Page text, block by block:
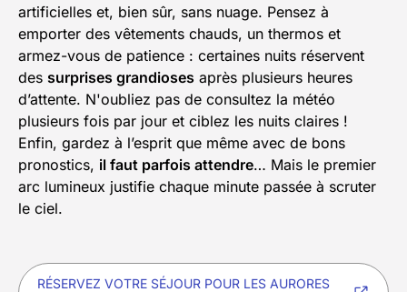
artificielles et, bien sûr, sans nuage. Pensez à
emporter des vêtements chauds, un thermos et
armez-vous de patience : certaines nuits réservent
des surprises grandioses après plusieurs heures
d’attente. N'oubliez pas de consultez la météo
plusieurs fois par jour et ciblez les nuits claires !
Enfin, gardez à l’esprit que même avec de bons
pronostics, il faut parfois attendre… Mais le premier
arc lumineux justifie chaque minute passée à scruter
le ciel.
RÉSERVEZ VOTRE SÉJOUR POUR LES AURORES